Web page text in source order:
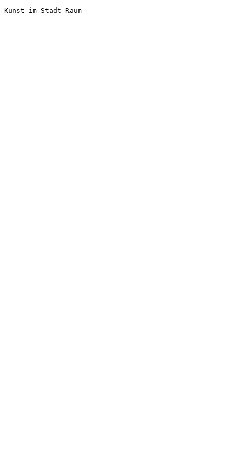
Kunst im Stadt Raum